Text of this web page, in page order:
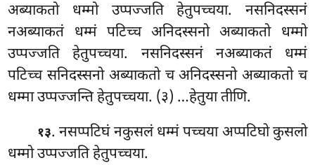
अब्याकतो धम्मो उप्पज्जति हेतुपच्चया. नसनिदस्सनं
नअब्याकतं धम्मं पटिच्च अनिदस्सनो अब्याकतो धम्मो
उप्पज्जति हेतुपच्चया. नसनिदस्सनं नअब्याकतं धम्मं
पटिच्च सनिदस्सनो अब्याकतो च अनिदस्सनो अब्याकतो च
धम्मा उप्पज्जन्ति हेतुपच्चया. (३) …हेतुया तीणि.
१३. नसप्पटिघं नकुसलं धम्मं पच्चया अप्पटिघो कुसलो
धम्मो उप्पज्जति हेतुपच्चया.